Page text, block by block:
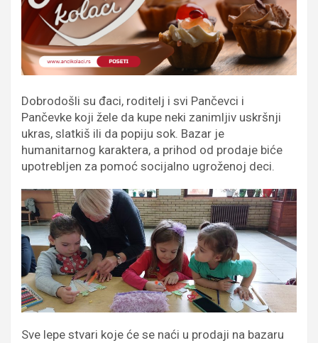
Dobrodošli su đaci, roditelj i svi Pančevci i
Pančevke koji žele da kupe neki zanimljiv uskršnji
ukras, slatkiš ili da popiju sok. Bazar je
humanitarnog karaktera, a prihod od prodaje biće
upotrebljen za pomoć socijalno ugroženoj deci.
Sve lepe stvari koje će se naći u prodaji na bazaru